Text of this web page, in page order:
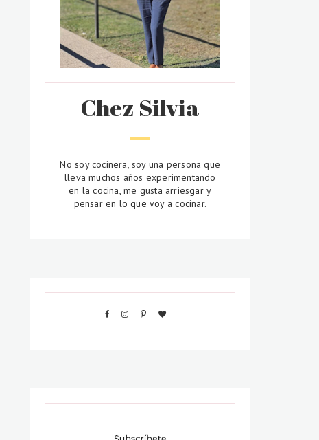
Chez Silvia
No soy cocinera, soy una persona que
lleva muchos años experimentando
en la cocina, me gusta arriesgar y
pensar en lo que voy a cocinar.